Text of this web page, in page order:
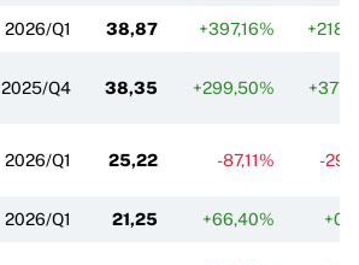
2026/Q1 38,87 +397,16%
2025/Q4 38,35 +299,50%
2026/Q1 25,22 -87,11% -
2026/Q1 21,25 +66,40%